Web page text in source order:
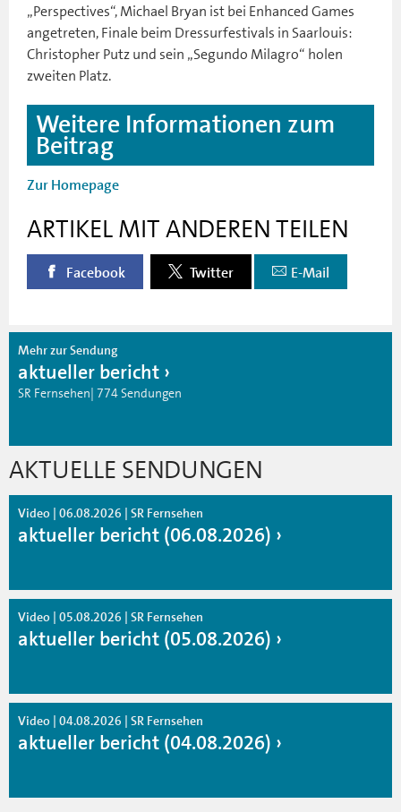
„Perspectives“, Michael Bryan ist bei Enhanced Games
angetreten, Finale beim Dressurfestivals in Saarlouis:
Christopher Putz und sein „Segundo Milagro“ holen
zweiten Platz.
Weitere Informationen zum
Beitrag
Zur Homepage
ARTIKEL MIT ANDEREN TEILEN
Facebook Twitter E-Mail
Mehr zur Sendung
aktueller bericht
SR Fernsehen| 774 Sendungen
AKTUELLE SENDUNGEN
Video | 06.08.2026 | SR Fernsehen
aktueller bericht (06.08.2026)
Video | 05.08.2026 | SR Fernsehen
aktueller bericht (05.08.2026)
Video | 04.08.2026 | SR Fernsehen
aktueller bericht (04.08.2026)